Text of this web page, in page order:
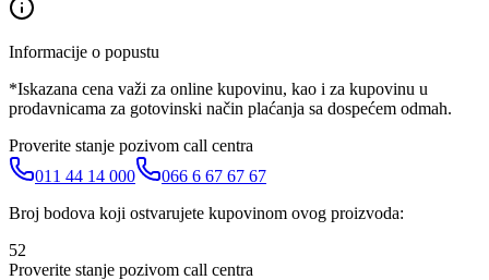
Informacije o popustu
*Iskazana cena važi za online kupovinu, kao i za kupovinu u
prodavnicama za gotovinski način plaćanja sa dospećem odmah.
Proverite stanje pozivom call centra
011 44 14 000
066 6 67 67 67
Broj bodova koji ostvarujete kupovinom ovog proizvoda:
52
Proverite stanje pozivom call centra